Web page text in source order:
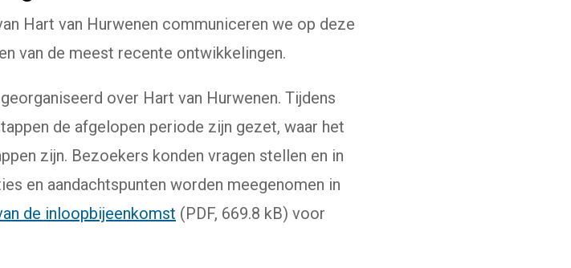
Hart van Hurwenen communiceren we op deze
van de meest recente ontwikkelingen.
over Hart van Hurwenen. Tijdens
de afgelopen periode zijn gezet, waar het
zijn. Bezoekers konden vragen stellen en in
en aandachtspunten worden meegenomen in
de inloopbijeenkomst (PDF, 669.8 kB) voor